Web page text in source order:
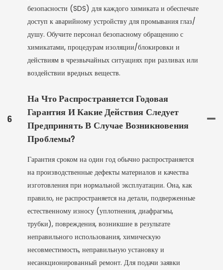
безопасности (SDS) для каждого химиката и обеспечьте
доступ к аварийному устройству для промывания глаз/
душу. Обучите персонал безопасному обращению с
химикатами, процедурам изоляции/блокировки и
действиям в чрезвычайных ситуациях при разливах или
воздействии вредных веществ.
6
На Что Распространяется Годовая
Гарантия И Какие Действия Следует
Предпринять В Случае Возникновения
Проблемы?
Гарантия сроком на один год обычно распространяется
на производственные дефекты материалов и качества
изготовления при нормальной эксплуатации. Она, как
правило, не распространяется на детали, подверженные
естественному износу (уплотнения, диафрагмы,
трубки), повреждения, возникшие в результате
неправильного использования, химическую
несовместимость, неправильную установку и
несанкционированный ремонт. Для подачи заявки